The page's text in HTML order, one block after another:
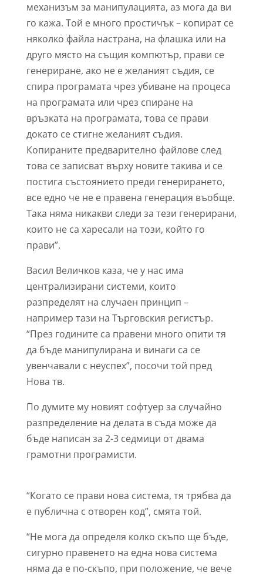
механизъм за манипулацията, аз мога да ви
го кажа. Той е много простичък – копират се
няколко файла настрана, на флашка или на
друго място на същия компютър, прави се
генериране, ако не е желаният съдия, се
спира програмата чрез убиване на процеса
на програмата или чрез спиране на
връзката на програмата, това се прави
докато се стигне желаният съдия.
Копираните предварително файлове след
това се записват върху новите такива и се
постига състоянието преди генерирането,
все едно че не е правена генерация въобще.
Така няма никакви следи за тези генерирани,
които не са харесали на този, който го
прави”.
Васил Величков каза, че у нас има
централизирани системи, които
разпределят на случаен принцип –
например тази на Търговския регистър.
“През годините са правени много опити тя
да бъде манипулирана и винаги са се
увенчавали с неуспех”, посочи той пред
Нова тв.
По думите му новият софтуер за случайно
разпределение на делата в съда може да
бъде написан за 2-3 седмици от двама
грамотни програмисти.
“Когато се прави нова система, тя трябва да
е публична с отворен код”, смята той.
“Не мога да определя колко скъпо ще бъде,
сигурно правенето на една нова система
няма да е по-скъпо, при положение, че вече